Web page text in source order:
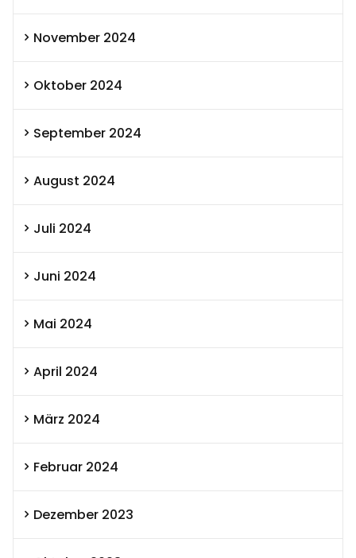
November 2024
Oktober 2024
September 2024
August 2024
Juli 2024
Juni 2024
Mai 2024
April 2024
März 2024
Februar 2024
Dezember 2023